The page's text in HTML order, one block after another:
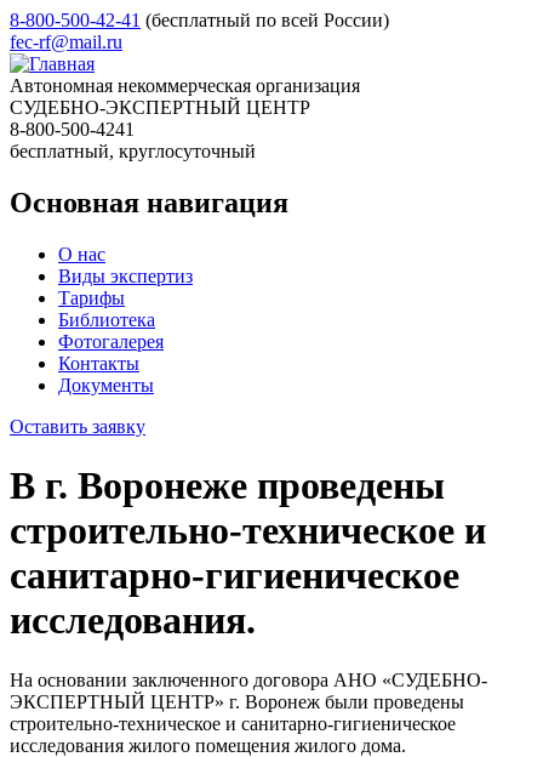
8-800-500-42-41 (бесплатный по всей России)
fec-rf@mail.ru
Автономная некоммерческая организация
СУДЕБНО-ЭКСПЕРТНЫЙ ЦЕНТР
8-800-500-4241
бесплатный, круглосуточный
Основная навигация
О нас
Виды экспертиз
Тарифы
Библиотека
Фотогалерея
Контакты
Документы
Оставить заявку
В г. Воронеже проведены
строительно-техническое и
санитарно-гигиеническое
исследования.
На основании заключенного договора АНО «СУДЕБНО-
ЭКСПЕРТНЫЙ ЦЕНТР» г. Воронеж были проведены
строительно-техническое и санитарно-гигиеническое
исследования жилого помещения жилого дома.